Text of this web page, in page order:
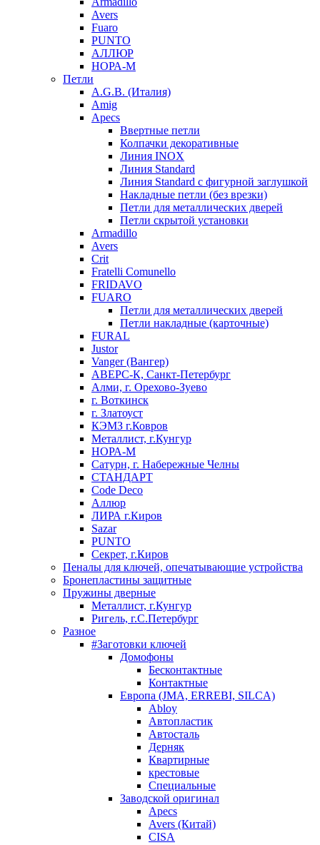
Avers
Fuaro
PUNTO
АЛЛЮР
НОРА-М
Петли
A.G.B. (Италия)
Amig
Apecs
Ввертные петли
Колпачки декоративные
Линия INOX
Линия Standard
Линия Standard с фигурной заглушкой
Накладные петли (без врезки)
Петли для металлических дверей
Петли скрытой установки
Armadillo
Avers
Crit
Fratelli Comunello
FRIDAVO
FUARO
Петли для металлических дверей
Петли накладные (карточные)
FURAL
Justor
Vanger (Вангер)
АВЕРС-К, Санкт-Петербург
Алми, г. Орехово-Зуево
г. Воткинск
г. Златоуст
КЭМЗ г.Ковров
Металлист, г.Кунгур
НОРА-М
Сатурн, г. Набережные Челны
СТАНДАРТ
Code Deco
Аллюр
ЛИРА г.Киров
Sazar
PUNTO
Секрет, г.Киров
Пеналы для ключей, опечатывающие устройства
Бронепластины защитные
Пружины дверные
Металлист, г.Кунгур
Ригель, г.С.Петербург
Разное
#Заготовки ключей
Домофоны
Бесконтактные
Контактные
Европа (JMA, ERREBI, SILCA)
Abloy
Автопластик
Автосталь
Дерняк
Квартирные
крестовые
Специальные
Заводской оригинал
Apecs
Avers (Китай)
CISA